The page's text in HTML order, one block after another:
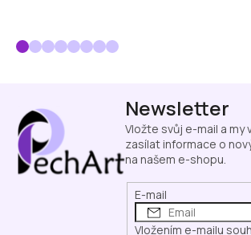
Newsletter
Vložte svůj e-mail a my
zasílat informace o
na našem e-shopu.
E-mail
Vložením e-mailu